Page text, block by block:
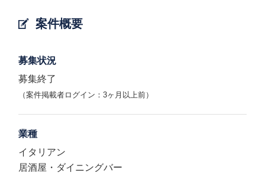
案件概要
募集状況
募集終了
（案件掲載者ログイン：3ヶ月以上前）
業種
イタリアン
居酒屋・ダイニングバー